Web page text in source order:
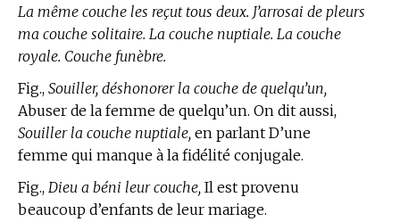
La même couche les reçut tous deux. J’arrosai de pleurs
ma couche solitaire. La couche nuptiale. La couche
royale. Couche funèbre.
Fig., Souiller, déshonorer la couche de quelqu’un,
Abuser de la femme de quelqu’un. On dit aussi,
Souiller la couche nuptiale, en parlant D’une
femme qui manque à la fidélité conjugale.
Fig., Dieu a béni leur couche, Il est provenu
beaucoup d’enfants de leur mariage.